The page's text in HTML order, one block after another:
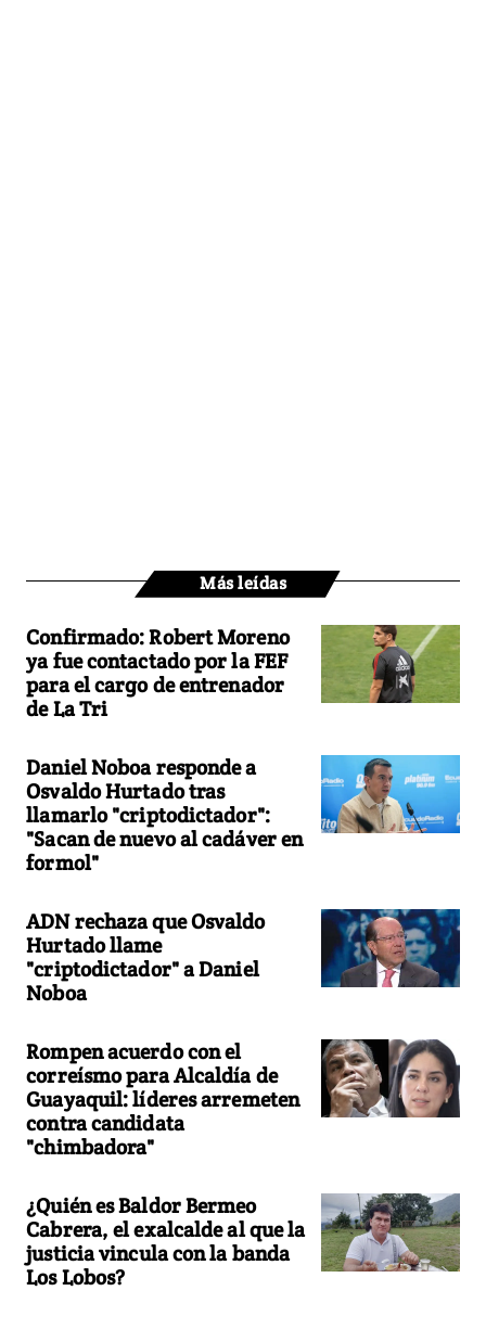
Más leídas
Confirmado: Robert Moreno
ya fue contactado por la FEF
para el cargo de entrenador
de La Tri
Daniel Noboa responde a
Osvaldo Hurtado tras
llamarlo "criptodictador":
"Sacan de nuevo al cadáver en
formol"
ADN rechaza que Osvaldo
Hurtado llame
"criptodictador" a Daniel
Noboa
Rompen acuerdo con el
correísmo para Alcaldía de
Guayaquil: líderes arremeten
contra candidata
"chimbadora"
¿Quién es Baldor Bermeo
Cabrera, el exalcalde al que la
justicia vincula con la banda
Los Lobos?